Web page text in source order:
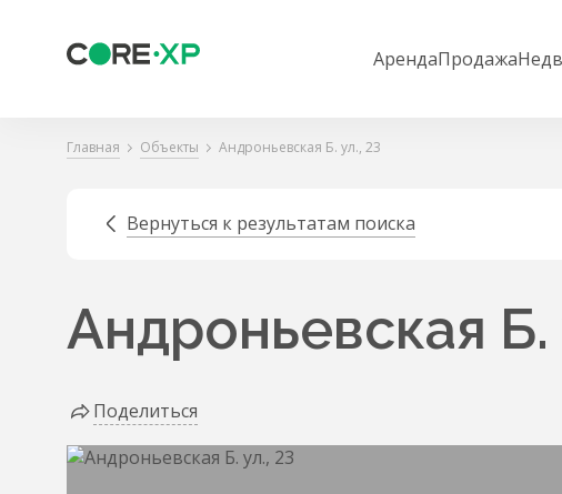
АрендаПродажа
Главная Объекты Андроньевская Б. ул., 23
Вернуться к результатам поиска
Андроньевская Б.
Поделиться